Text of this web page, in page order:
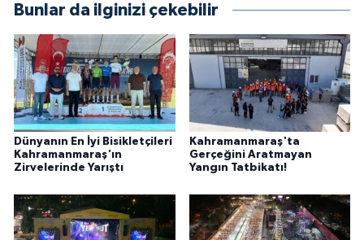
Bunlar da ilginizi çekebilir
Dünyanın En İyi Bisikletçileri
Kahramanmaraş'ın
Zirvelerinde Yarıştı
Kahramanmaraş'ta
Gerçeğini Aratmayan
Yangın Tatbikatı!